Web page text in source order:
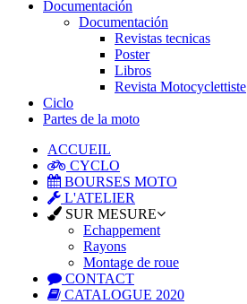
Documentación
Documentación
Revistas tecnicas
Poster
Libros
Revista Motocyclettiste
Ciclo
Partes de la moto
ACCUEIL
CYCLO
BOURSES MOTO
L'ATELIER
SUR MESURE
Echappement
Rayons
Montage de roue
CONTACT
CATALOGUE 2020